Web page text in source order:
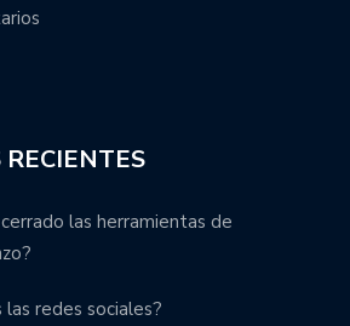
las herramientas de
las redes sociales?